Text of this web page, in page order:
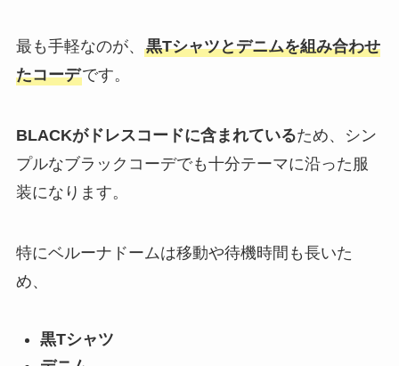
最も手軽なのが、 黒Tシャツとデニムを組み合わせ
たコーデです。
BLACKがドレスコードに含まれているため、シン
プルなブラックコーデでも十分テーマに沿った服
装になります。
特にベルーナドームは移動や待機時間も長いた
め、
黒Tシャツ